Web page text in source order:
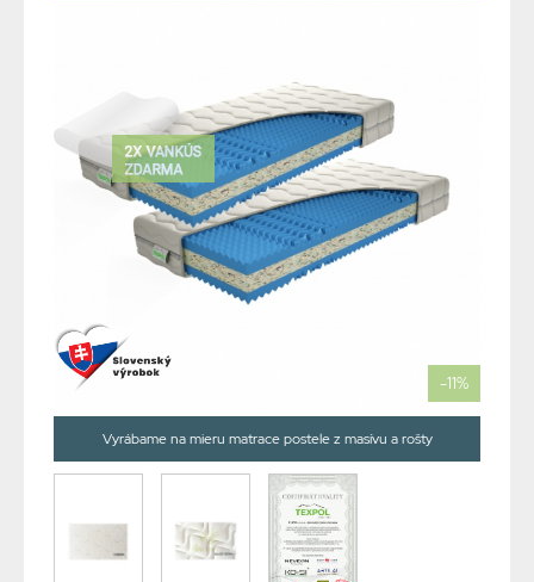
-11%
Vyrábame na mieru matrace postele z masívu a rošty